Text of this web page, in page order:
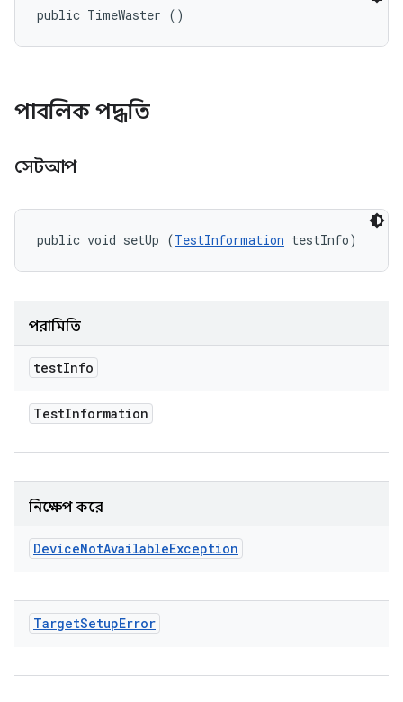
public TimeWaster ()
পাবলিক পদ্ধতি
সেটআপ
public void setUp (TestInformation testInfo)
পরামিতি
testInfo
TestInformation
নিক্ষেপ করে
DeviceNotAvailableException
TargetSetupError